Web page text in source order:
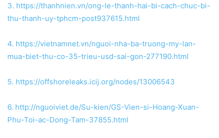
3. https://thanhnien.vn/ong-le-thanh-hai-bi-cach-chuc-bi-
thu-thanh-uy-tphcm-post937615.html
4. https://vietnamnet.vn/nguoi-nha-ba-truong-my-lan-
mua-biet-thu-co-35-trieu-usd-sai-gon-277190.html
5. https://offshoreleaks.icij.org/nodes/13006543
6. http://nguoiviet.de/Su-kien/GS-Vien-si-Hoang-Xuan-
Phu-Toi-ac-Dong-Tam-37855.html